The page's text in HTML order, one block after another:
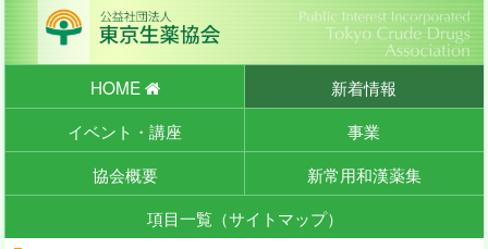
HOME
新着情報
イベント・講座
事業
協会概要
新常用和漢薬集
項目一覧（サイトマップ）